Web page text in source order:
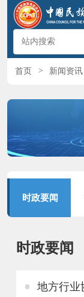
首页 > 新闻资讯
时政要闻
时政要闻